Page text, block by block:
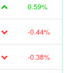
0.59%
-0.44%
-0.38%